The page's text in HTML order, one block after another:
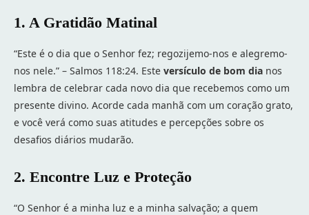
1. A Gratidão Matinal
“Este é o dia que o Senhor fez; regozijemo-nos e alegremo-
nos nele.” – Salmos 118:24. Este versículo de bom dia nos
lembra de celebrar cada novo dia que recebemos como um
presente divino. Acorde cada manhã com um coração grato,
e você verá como suas atitudes e percepções sobre os
desafios diários mudarão.
2. Encontre Luz e Proteção
“O Senhor é a minha luz e a minha salvação; a quem